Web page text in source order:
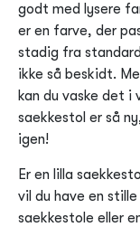
godt med lysere
er en farve, der
stadig fra
ikke så beskidt.
kan du vaske det i
saekkestol er så
igen!
Er en lilla
vil du have en
saekkestole eller